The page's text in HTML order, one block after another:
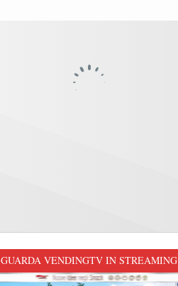
GUARDA VENDINGTV IN STREAMING